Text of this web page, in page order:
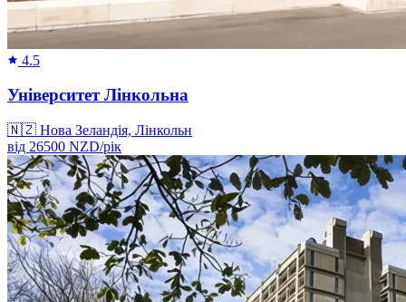
4.5
Університет Лінкольна
🇳🇿 Нова Зеландія, Лінкольн
від 26500 NZD/рік